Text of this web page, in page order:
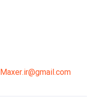
Maxer.ir@gmail.com